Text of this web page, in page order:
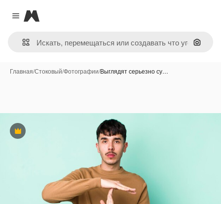
Close menu
Magnific
Поиск
Главная/Стоковый/Фотографии/Выглядят серьезно су…
Премиум